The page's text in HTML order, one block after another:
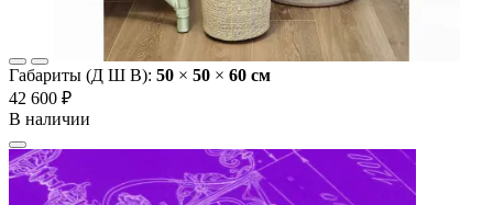
Габариты (Д Ш В): 50 × 50 × 60 cм
42 600 ₽
В наличии